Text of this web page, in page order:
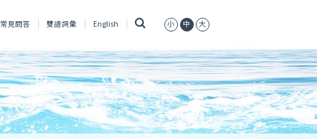
常見問答 雙語詞彙 English 小 中 大